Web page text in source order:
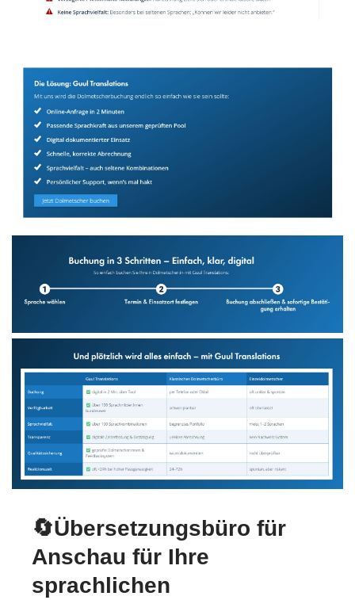
🔄Übersetzungsbüro für
Anschau für Ihre
sprachlichen